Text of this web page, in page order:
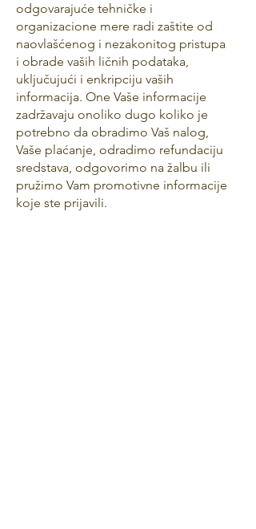
odgovarajuće tehničke i
organizacione mere radi zaštite od
naovlašćenog i nezakonitog pristupa
i obrade vaših ličnih podataka,
uključujući i enkripciju vaših
informacija. One Vaše informacije
zadržavaju onoliko dugo koliko je
potrebno da obradimo Vaš nalog,
Vaše plaćanje, odradimo refundaciju
sredstava, odgovorimo na žalbu ili
pružimo Vam promotivne informacije
koje ste prijavili.